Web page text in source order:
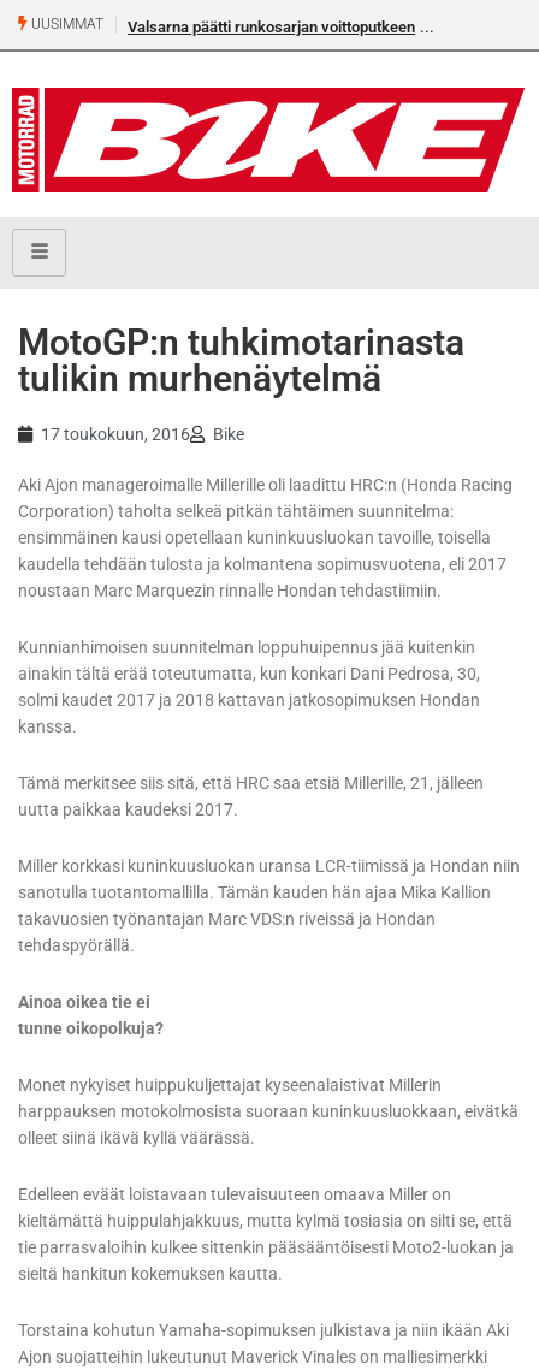
UUSIMMAT Valsarna päätti runkosarjan voittoputkeen
MotoGP:n tuhkimotarinasta
tulikin murhenäytelmä
17 toukokuun, 2016 Bike
Aki Ajon manageroimalle Millerille oli laadittu HRC:n (Honda Racing
Corporation) taholta selkeä pitkän tähtäimen suunnitelma:
ensimmäinen kausi opetellaan kuninkuusluokan tavoille, toisella
kaudella tehdään tulosta ja kolmantena sopimusvuotena, eli 2017
noustaan Marc Marquezin rinnalle Hondan tehdastiimiin.
Kunnianhimoisen suunnitelman loppuhuipennus jää kuitenkin
ainakin tältä erää toteutumatta, kun konkari Dani Pedrosa, 30,
solmi kaudet 2017 ja 2018 kattavan jatkosopimuksen Hondan
kanssa.
Tämä merkitsee siis sitä, että HRC saa etsiä Millerille, 21, jälleen
uutta paikkaa kaudeksi 2017.
Miller korkkasi kuninkuusluokan uransa LCR-tiimissä ja Hondan niin
sanotulla tuotantomallilla. Tämän kauden hän ajaa Mika Kallion
takavuosien työnantajan Marc VDS:n riveissä ja Hondan
tehdaspyörällä.
Ainoa oikea tie ei
tunne oikopolkuja?
Monet nykyiset huippukuljettajat kyseenalaistivat Millerin
harppauksen motokolmosista suoraan kuninkuusluokkaan, eivätkä
olleet siinä ikävä kyllä väärässä.
Edelleen eväät loistavaan tulevaisuuteen omaava Miller on
kieltämättä huippulahjakkuus, mutta kylmä tosiasia on silti se, että
tie parrasvaloihin kulkee sittenkin pääsääntöisesti Moto2-luokan ja
sieltä hankitun kokemuksen kautta.
Torstaina kohutun Yamaha-sopimuksen julkistava ja niin ikään Aki
Ajon suojatteihin lukeutunut Maverick Vinales on malliesimerkki